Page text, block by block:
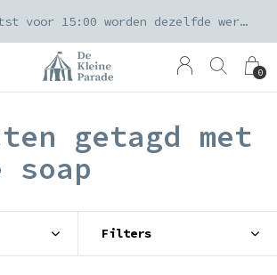
0
Orders geplaatst voor 15:00 worden dezelfde werkdag verzonden
getagd met
soap
Filters